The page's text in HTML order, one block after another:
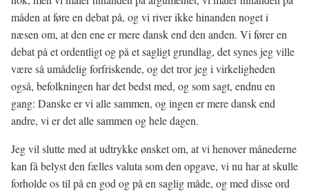
måden at føre en debat på, og vi river ikke hinanden noget i
næsen om, at den ene er mere dansk end den anden. Vi fører en
debat på et ordentligt og på et sagligt grundlag, det synes jeg ville
være så umådelig forfriskende, og det tror jeg i virkeligheden
også, befolkningen har det bedst med, og som sagt, endnu en
gang: Danske er vi alle sammen, og ingen er mere dansk end
andre, vi er det alle sammen og hele dagen.
Jeg vil slutte med at udtrykke ønsket om, at vi henover månederne
kan få belyst den fælles valuta som den opgave, vi nu har at skulle
forholde os til på en god og på en saglig måde, og med disse ord